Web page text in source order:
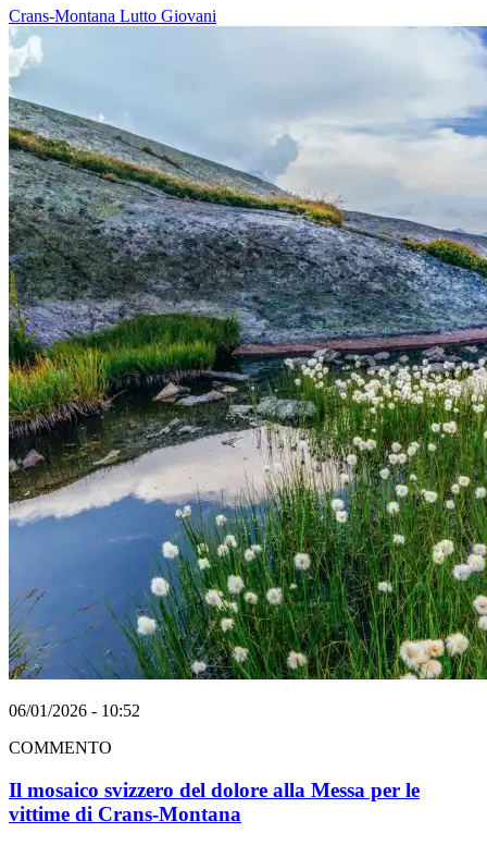
Crans-Montana Lutto Giovani
06/01/2026 - 10:52
COMMENTO
Il mosaico svizzero del dolore alla Messa per le
vittime di Crans-Montana